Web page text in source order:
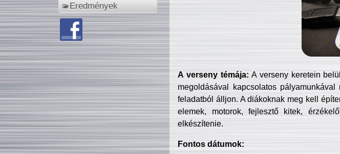
Eredmények
A verseny témája: A verseny keretein
megoldásával kapcsolatos
feladatból álljon. A diákoknak meg kell
elemek, motorok, fejlesztő kitek,
elkészítenie.
Fontos dátumok: